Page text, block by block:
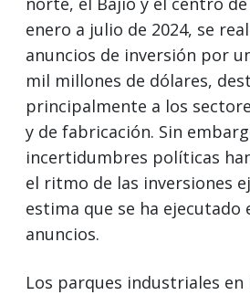
enero a julio de 2024, se
anuncios de inversión por
mil millones de dólares,
principalmente a los
y de fabricación. Sin
incertidumbres políticas
el ritmo de las inversiones
estima que se ha ejecutado
anuncios.
Los parques industriales en